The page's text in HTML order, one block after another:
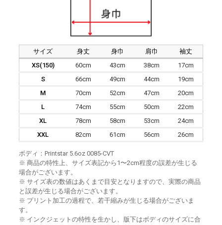
サイズ 身丈 身巾 肩巾
袖丈
XS(150)
60cm 43cm 38cm
17cm
S
66cm 49cm 44cm
19cm
M
70cm 52cm 47cm
20cm
L
74cm 55cm 50cm
22cm
XL
78cm 58cm 53cm
24cm
XXL
82cm 61cm 56cm 26cm
ボディ：Printstar 5.6oz 0085-CVT
※ 商品の特性上、サイズ表記から1〜2cm程度の誤差が生じる
場合がございます。
※ サイズ表の数値はあくまで目安となりますので、実際の商品
と誤差が生じる場合がございます。
※ プリント加工の過程で、若干縮みが生じる場合がございま
す。
※ インクジェットの特性を生かし、版下はボディのサイズに合